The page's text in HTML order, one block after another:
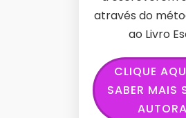
através do
ao Livro
CLIQUE
SABER MAIS
AUTORA